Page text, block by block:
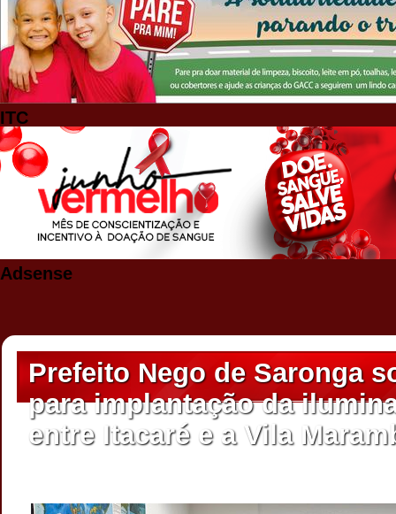
ITC
Adsense
Prefeito Nego de Saronga
para implantação da
entre Itacaré e a Vila